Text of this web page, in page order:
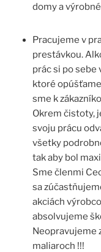
domy a
Pracujeme v
prestávkou.
prác si po
ktoré
sme k
Okrem čistoty,
svoju prácu
všetky
tak aby bol
Sme členmi
sa
akciách
absolvujeme
Neopravujeme
maliaroch !!!